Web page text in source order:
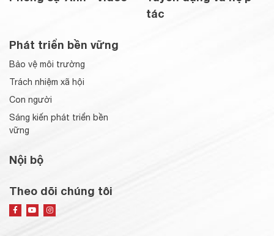
tác
Phát triển bền vững
Bảo vệ môi trường
Trách nhiệm xã hội
Con người
Sáng kiến phát triển bền
vững
Nội bộ
Theo dõi chúng tôi